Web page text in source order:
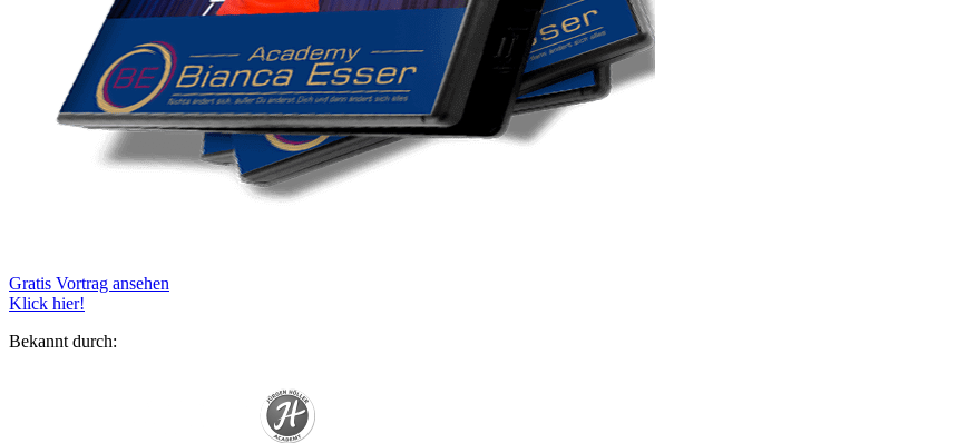
Gratis Vortrag ansehen
Klick hier!
Bekannt durch: